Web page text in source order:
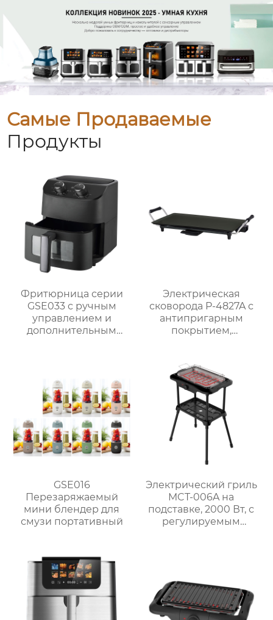
Самые Продаваемые
Продукты
Фритюрница серии
GSE033 с ручным
управлением и
дополнительным
Электрическая
сковорода P-4827A с
антипригарным
покрытием,
для домашнего
использования
GSE016
Перезаряжаемый
мини блендер для
смузи портативный
Электрический гриль
MCT-006A на
подставке, 2000 Вт, с
регулируемым